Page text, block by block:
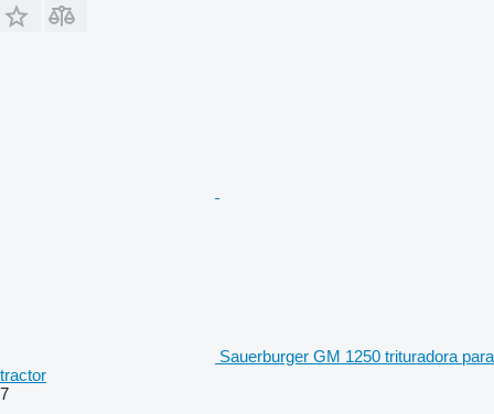
Sauerburger GM 1250 trituradora para
tractor
7